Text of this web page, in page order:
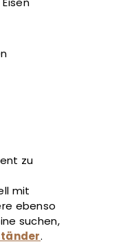
zu
mit
ebenso
suchen,
.